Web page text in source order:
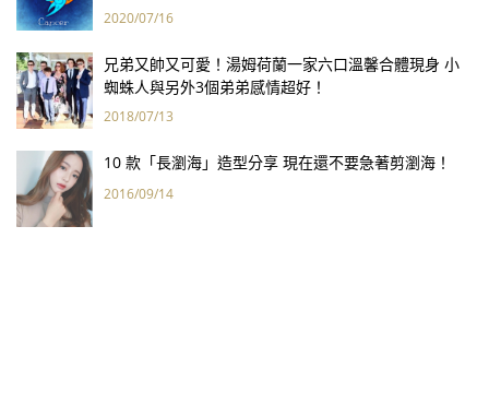
2020/07/16
兄弟又帥又可愛！湯姆荷蘭一家六口溫馨合體現身 小
蜘蛛人與另外3個弟弟感情超好！
2018/07/13
10 款「長瀏海」造型分享 現在還不要急著剪瀏海！
2016/09/14